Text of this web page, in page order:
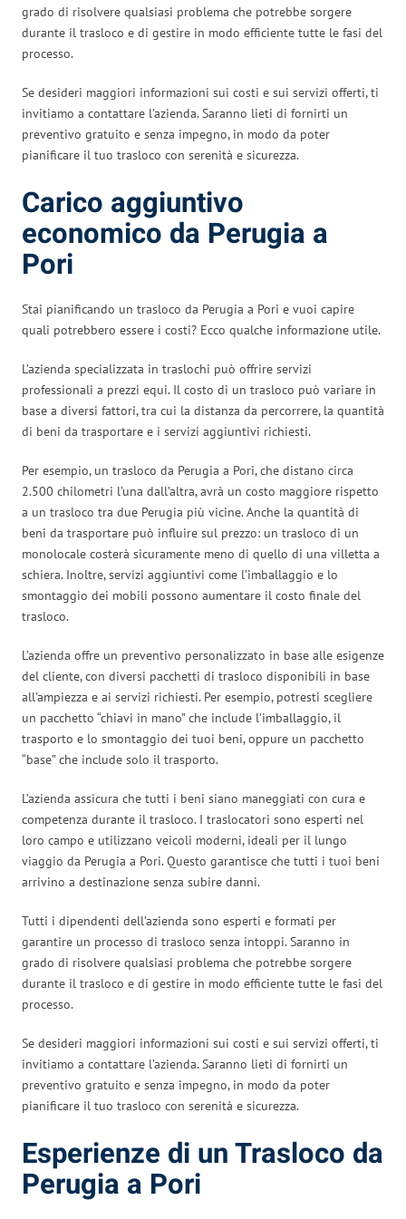
grado di risolvere qualsiasi problema che potrebbe sorgere
durante il trasloco e di gestire in modo efficiente tutte le fasi del
processo.
Se desideri maggiori informazioni sui costi e sui servizi offerti, ti
invitiamo a contattare l’azienda. Saranno lieti di fornirti un
preventivo gratuito e senza impegno, in modo da poter
pianificare il tuo trasloco con serenità e sicurezza.
Carico aggiuntivo
economico da Perugia a
Pori
Stai pianificando un trasloco da Perugia a Pori e vuoi capire
quali potrebbero essere i costi? Ecco qualche informazione utile.
L’azienda specializzata in traslochi può offrire servizi
professionali a prezzi equi. Il costo di un trasloco può variare in
base a diversi fattori, tra cui la distanza da percorrere, la quantità
di beni da trasportare e i servizi aggiuntivi richiesti.
Per esempio, un trasloco da Perugia a Pori, che distano circa
2.500 chilometri l’una dall’altra, avrà un costo maggiore rispetto
a un trasloco tra due Perugia più vicine. Anche la quantità di
beni da trasportare può influire sul prezzo: un trasloco di un
monolocale costerà sicuramente meno di quello di una villetta a
schiera. Inoltre, servizi aggiuntivi come l’imballaggio e lo
smontaggio dei mobili possono aumentare il costo finale del
trasloco.
L’azienda offre un preventivo personalizzato in base alle esigenze
del cliente, con diversi pacchetti di trasloco disponibili in base
all’ampiezza e ai servizi richiesti. Per esempio, potresti scegliere
un pacchetto “chiavi in mano” che include l’imballaggio, il
trasporto e lo smontaggio dei tuoi beni, oppure un pacchetto
“base” che include solo il trasporto.
L’azienda assicura che tutti i beni siano maneggiati con cura e
competenza durante il trasloco. I traslocatori sono esperti nel
loro campo e utilizzano veicoli moderni, ideali per il lungo
viaggio da Perugia a Pori. Questo garantisce che tutti i tuoi beni
arrivino a destinazione senza subire danni.
Tutti i dipendenti dell’azienda sono esperti e formati per
garantire un processo di trasloco senza intoppi. Saranno in
grado di risolvere qualsiasi problema che potrebbe sorgere
durante il trasloco e di gestire in modo efficiente tutte le fasi del
processo.
Se desideri maggiori informazioni sui costi e sui servizi offerti, ti
invitiamo a contattare l’azienda. Saranno lieti di fornirti un
preventivo gratuito e senza impegno, in modo da poter
pianificare il tuo trasloco con serenità e sicurezza.
Esperienze di un Trasloco da
Perugia a Pori